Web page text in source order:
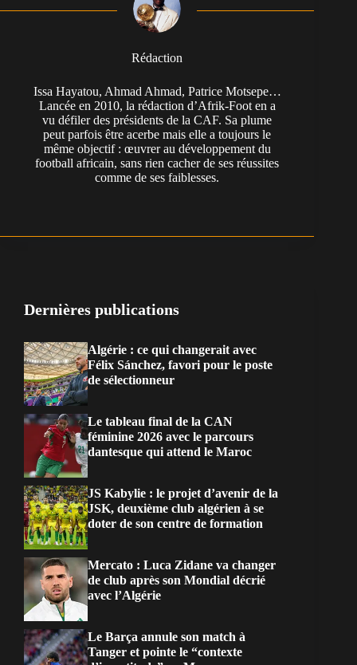
Rédaction
Issa Hayatou, Ahmad Ahmad, Patrice Motsepe…
Lancée en 2010, la rédaction d’Afrik-Foot en a
vu défiler des présidents de la CAF. Sa plume
peut parfois être acerbe mais elle a toujours le
même objectif : œuvrer au développement du
football africain, sans rien cacher de ses réussites
comme de ses faiblesses.
Dernières publications
Algérie : ce qui changerait avec
Félix Sánchez, favori pour le poste
de sélectionneur
Le tableau final de la CAN
féminine 2026 avec le parcours
dantesque qui attend le Maroc
JS Kabylie : le projet d’avenir de la
JSK, deuxième club algérien à se
doter de son centre de formation
Mercato : Luca Zidane va changer
de club après son Mondial décrié
avec l’Algérie
Le Barça annule son match à
Tanger et pointe le “contexte